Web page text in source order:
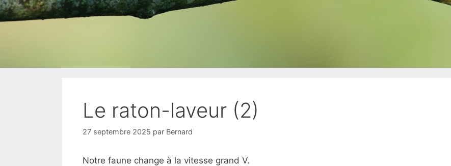
Le raton-laveur (2)
27 septembre 2025 par Bernard
Notre faune change à la vitesse grand V.